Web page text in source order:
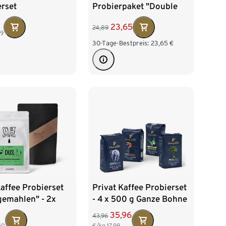
Probierpaket "Double
Decaf" - 1x 250 g Ganze
Bohne, 1x 500 g Ganze
Bohne
24,89 23,65
30-Tage-Bestpreis: 23,65 €
Probierset
- 2x
Privat Kaffee Probierset
- 4 x 500 g Ganze Bohne
43,96 35,96